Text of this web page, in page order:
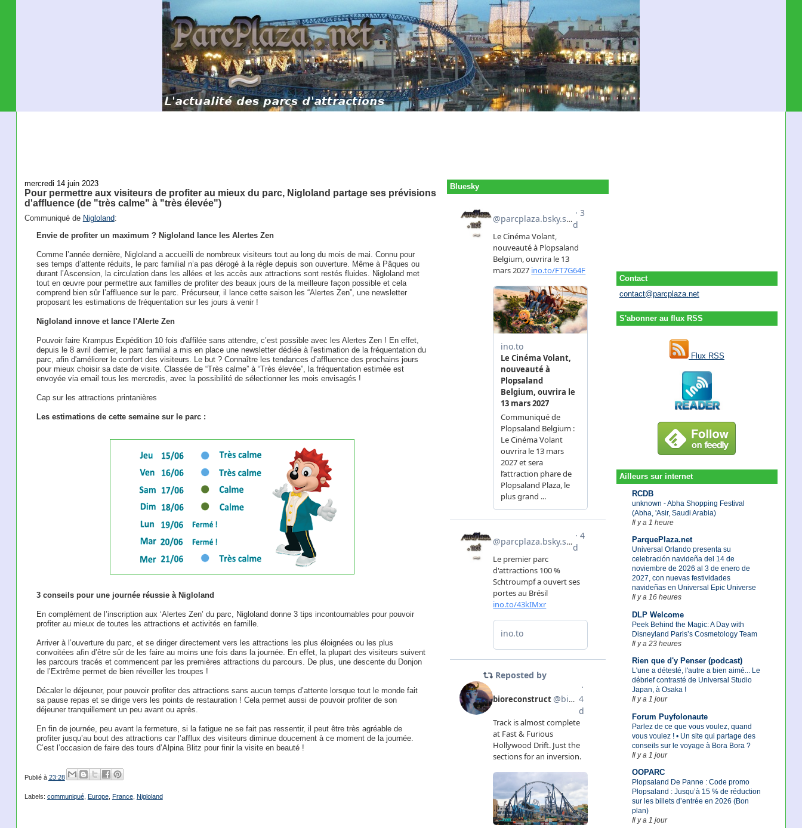
Contact
contact@parcplaza.net
S'abonner au flux RSS
Flux RSS
Ailleurs sur internet
RCDB
unknown - Abha Shopping Festival
(Abha, 'Asir, Saudi Arabia)
Il y a 1 heure
ParquePlaza.net
Universal Orlando presenta su
celebración navideña del 14 de
noviembre de 2026 al 3 de enero de
2027, con nuevas festividades
navideñas en Universal Epic Universe
Il y a 16 heures
DLP Welcome
Peek Behind the Magic: A Day with
Disneyland Paris’s Cosmetology Team
Il y a 23 heures
Rien que d'y Penser (podcast)
L'une a détesté, l'autre a bien aimé... Le
débrief contrasté de Universal Studio
Japan, à Osaka !
Il y a 1 jour
Forum Puyfolonaute
Parlez de ce que vous voulez, quand
vous voulez ! • Un site qui partage des
conseils sur le voyage à Bora Bora ?
Il y a 1 jour
OOPARC
Plopsaland De Panne : Code promo
Plopsaland : Jusqu’à 15 % de réduction
sur les billets d’entrée en 2026 (Bon
plan)
Il y a 1 jour
mercredi 14 juin 2023
Pour permettre aux visiteurs de profiter au mieux du parc, Nigloland partage ses prévisions
d'affluence (de "très calme" à "très élevée")
Communiqué de Nigloland:
Envie de profiter un maximum ? Nigloland lance les Alertes Zen
Comme l’année dernière, Nigloland a accueilli de nombreux visiteurs tout au long du mois de mai. Connu pour
ses temps d’attente réduits, le parc familial n’a pas dérogé à la règle depuis son ouverture. Même à Pâques ou
durant l’Ascension, la circulation dans les allées et les accès aux attractions sont restés fluides. Nigloland met
tout en œuvre pour permettre aux familles de profiter des beaux jours de la meilleure façon possible et cela
comprend bien sûr l’affluence sur le parc. Précurseur, il lance cette saison les “Alertes Zen”, une newsletter
proposant les estimations de fréquentation sur les jours à venir !
Nigloland innove et lance l'Alerte Zen
Pouvoir faire Krampus Expédition 10 fois d'affilée sans attendre, c’est possible avec les Alertes Zen ! En effet,
depuis le 8 avril dernier, le parc familial a mis en place une newsletter dédiée à l'estimation de la fréquentation du
parc, afin d'améliorer le confort des visiteurs. Le but ? Connaître les tendances d’affluence des prochains jours
pour mieux choisir sa date de visite. Classée de “Très calme” à “Très élevée”, la fréquentation estimée est
envoyée via email tous les mercredis, avec la possibilité de sélectionner les mois envisagés !
Cap sur les attractions printanières
Les estimations de cette semaine sur le parc :
3 conseils pour une journée réussie à Nigloland
En complément de l’inscription aux ‘Alertes Zen’ du parc, Nigloland donne 3 tips incontournables pour pouvoir
profiter au mieux de toutes les attractions et activités en famille.
Arriver à l’ouverture du parc, et se diriger directement vers les attractions les plus éloignées ou les plus
convoitées afin d’être sûr de les faire au moins une fois dans la journée. En effet, la plupart des visiteurs suivent
les parcours tracés et commencent par les premières attractions du parcours. De plus, une descente du Donjon
de l’Extrême permet de bien réveiller les troupes !
Décaler le déjeuner, pour pouvoir profiter des attractions sans aucun temps d’attente lorsque tout le monde fait
sa pause repas et se dirige vers les points de restauration ! Cela permet aussi de pouvoir profiter de son
déjeuner tranquillement un peu avant ou après.
En fin de journée, peu avant la fermeture, si la fatigue ne se fait pas ressentir, il peut être très agréable de
profiter jusqu’au bout des attractions car l’afflux des visiteurs diminue doucement à ce moment de la journée.
C’est l’occasion de faire des tours d’Alpina Blitz pour finir la visite en beauté !
Publié à 23:28
Labels: communiqué, Europe, France, Nigloland
Bluesky